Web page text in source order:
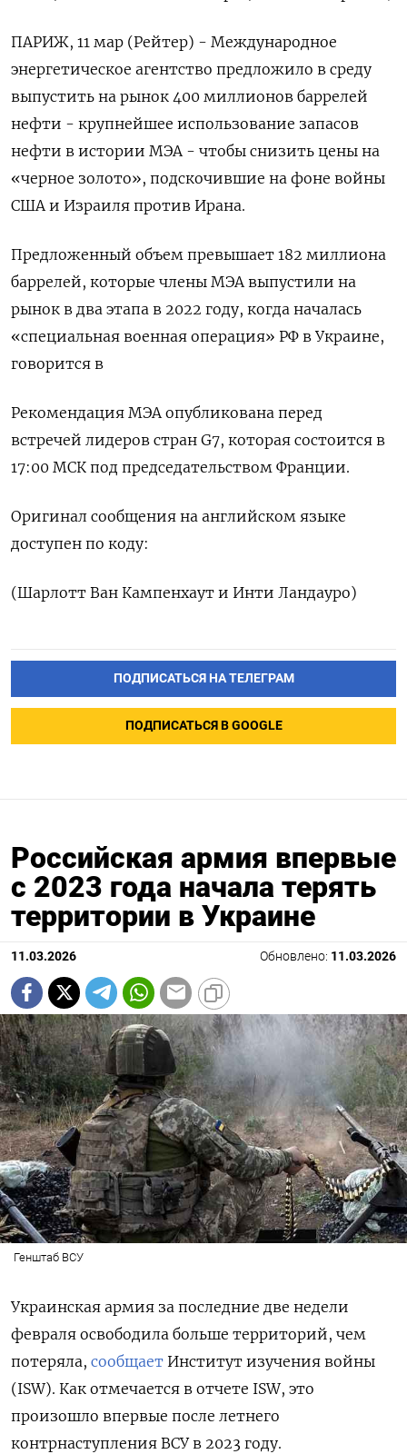
ПОДПИСАТЬСЯ
ПАРИЖ, ​11 ​мар (Рейтер) - Международное ​
энергетическое агентство предложило ⁠в среду
‌выпустить на рынок ‌400 миллионов баррелей
нефти - крупнейшее использование ​запасов
нефти в истории ‌МЭА - чтобы снизить цены ​на
«черное золото», подскочившие на фоне войны
‌США и Израиля против Ирана.
Предложенный объем превышает 182 ​миллиона ​
баррелей, ‌которые члены МЭА выпустили на
рынок ​в два этапа в 2022 году, когда началась
«специальная военная операция» РФ в Украине,
говорится в
Рекомендация МЭА опубликована перед
встречей ​лидеров стран ⁠G7, которая состоится в
17:00 МСК под ‌председательством Франции.
Оригинал сообщения ‌на английском языке
доступен по ​коду:
(Шарлотт Ван Кампенхаут ‌и Инти Ландауро)
ПОДПИСАТЬСЯ НА ТЕЛЕГРАМ
ПОДПИСАТЬСЯ В GOOGLE
Российская армия впервые
с 2023 года начала терять
территории в Украине
11.03.2026 Обновлено: 11.03.2026
Генштаб ВСУ
Украинская армия за последние две недели
февраля освободила больше территорий, чем
потеряла, сообщает Институт изучения войны
(ISW). Как отмечается в отчете ISW, это
произошло впервые после летнего
контрнаступления ВСУ в 2023 году.